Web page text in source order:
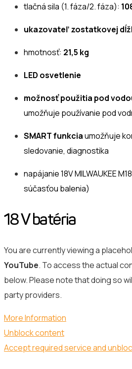
tlačná sila (1. fáza/2. fáza):
ukazovateľ zostatkovej
hmotnosť: 21,5 kg
LED osvetlenie
možnosť použitia pod
umožňuje používanie pod
SMART funkciaumožňuje
sledovanie, diagnostika
napájanie 18V MILWAUKEE
súčasťou balenia)
18 V batéria
You are currently viewing a
YouTube. To access the actual
below. Please note that doing so
party providers.
More Information
Unblock content
Accept required service and